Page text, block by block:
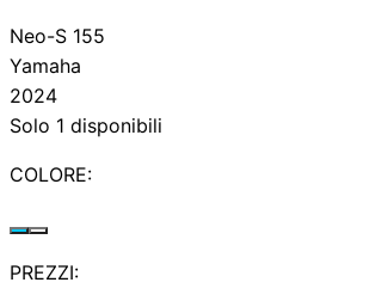
Neo-S 155
Yamaha
2024
Solo 1 disponibili
COLORE:
PREZZI: